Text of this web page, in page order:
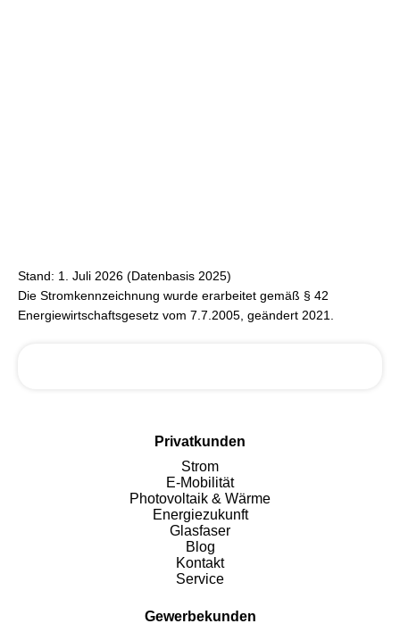
Stand: 1. Juli 2026 (Datenbasis 2025)
Die Stromkennzeichnung wurde erarbeitet gemäß § 42
Energiewirtschaftsgesetz vom 7.7.2005, geändert 2021.
Privatkunden
Strom
E-Mobilität
Photovoltaik & Wärme
Energiezukunft
Glasfaser
Blog
Kontakt
Service
Gewerbekunden